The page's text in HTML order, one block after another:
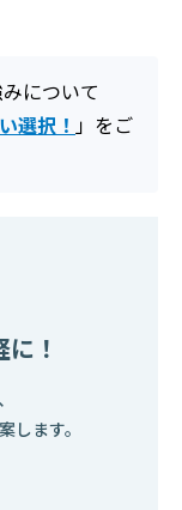
について
選択！ 」をご
！
します。